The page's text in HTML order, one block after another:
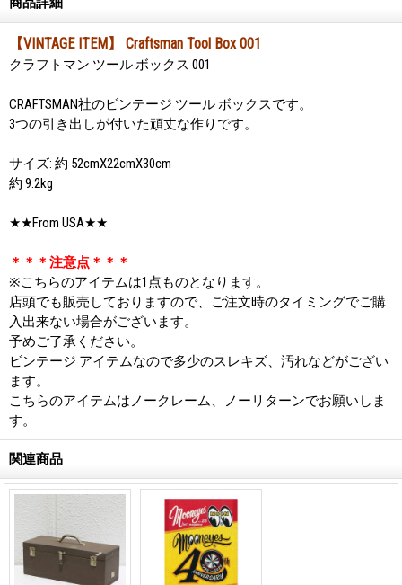
【VINTAGE ITEM】 Craftsman Tool Box 001
クラフトマン ツール ボックス 001
CRAFTSMAN社のビンテージ ツール ボックスです。
3つの引き出しが付いた頑丈な作りです。
サイズ: 約 52cmX22cmX30cm
約 9.2kg
★★From USA★★
＊＊＊注意点＊＊＊
※こちらのアイテムは1点ものとなります。
店頭でも販売しておりますので、ご注文時のタイミングでご購
入出来ない場合がございます。
予めご了承ください。
ビンテージ アイテムなので多少のスレキズ、汚れなどがござい
ます。
こちらのアイテムはノークレーム、ノーリターンでお願いしま
す。
関連商品